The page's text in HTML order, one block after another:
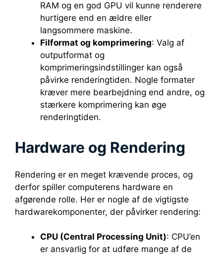
RAM og en god GPU vil kunne renderere
hurtigere end en ældre eller
langsommere maskine.
Filformat og komprimering: Valg af
outputformat og
komprimeringsindstillinger kan også
påvirke renderingtiden. Nogle formater
kræver mere bearbejdning end andre, og
stærkere komprimering kan øge
renderingtiden.
Hardware og Rendering
Rendering er en meget krævende proces, og
derfor spiller computerens hardware en
afgørende rolle. Her er nogle af de vigtigste
hardwarekomponenter, der påvirker rendering:
CPU (Central Processing Unit): CPU’en
er ansvarlig for at udføre mange af de